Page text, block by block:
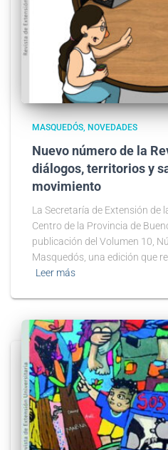
MASQUEDÓS NOVEDADES
Nuevo número de la
diálogos, territorios y
movimiento
La Secretaría de Extensión de
Centro de la Provincia de
publicación del Volumen 10,
Masquedós, una edición que
Leer más